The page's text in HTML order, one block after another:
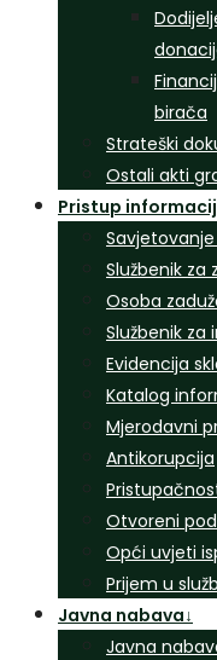
birača
Strateški
Ostali akti
Pristup
Službenik
Osoba
Službenik za
Evidencija
Katalog
Mjerodavni
Antikorupcija
Otvoreni
Opći uvjeti
Prijem u
Javna nabava↓
Javna